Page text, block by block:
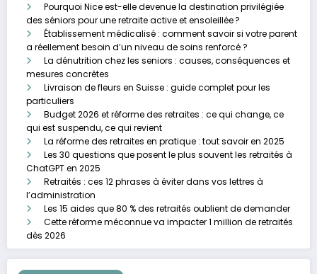
Pourquoi Nice est-elle devenue la destination privilégiée
des séniors pour une retraite active et ensoleillée ?
Établissement médicalisé : comment savoir si votre parent
a réellement besoin d’un niveau de soins renforcé ?
La dénutrition chez les seniors : causes, conséquences et
mesures concrètes
Livraison de fleurs en Suisse : guide complet pour les
particuliers
Budget 2026 et réforme des retraites : ce qui change, ce
qui est suspendu, ce qui revient
La réforme des retraites en pratique : tout savoir en 2025
Les 30 questions que posent le plus souvent les retraités à
ChatGPT en 2025
Retraités : ces 12 phrases à éviter dans vos lettres à
l’administration
Les 15 aides que 80 % des retraités oublient de demander
Cette réforme méconnue va impacter 1 million de retraités
dès 2026